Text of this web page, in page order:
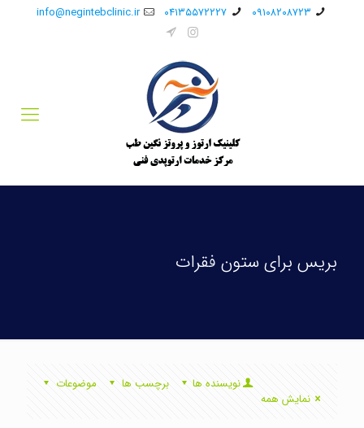
۰۹۱۰۸۲۰۸۷۲۳ ۰۴۱۳۵۵۷۲۲۲۷ info@negintebclinic.ir
بریس برای ستون فقرات
موضوعات برچسب ها
نویسنده ها
نمایش همه